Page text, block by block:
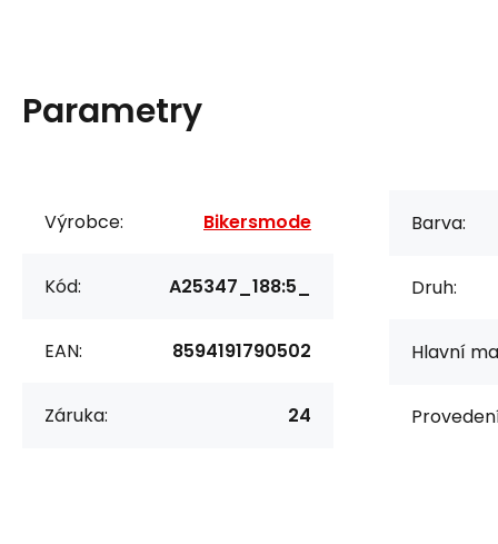
Parametry
Výrobce: Bikersmode
Kód: A25347_188:5_
EAN: 8594191790502
Záruka: 24
Barva:
Druh:
Hlavní